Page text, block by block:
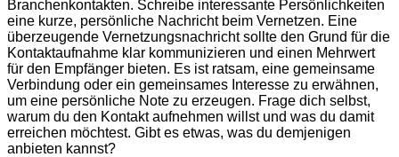
Branchenkontakten. Schreibe interessante Persönlichkeiten
eine kurze, persönliche Nachricht beim Vernetzen. Eine
überzeugende Vernetzungsnachricht sollte den Grund für die
Kontaktaufnahme klar kommunizieren und einen Mehrwert
für den Empfänger bieten. Es ist ratsam, eine gemeinsame
Verbindung oder ein gemeinsames Interesse zu erwähnen,
um eine persönliche Note zu erzeugen. Frage dich selbst,
warum du den Kontakt aufnehmen willst und was du damit
erreichen möchtest. Gibt es etwas, was du demjenigen
anbieten kannst?